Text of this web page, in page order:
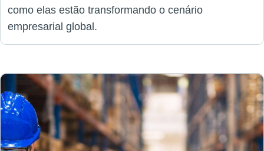
como elas estão transformando o cenário
empresarial global.